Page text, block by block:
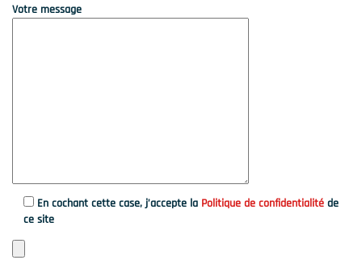
Votre message
En cochant cette case, j’accepte la Politique de confidentialité de
ce site